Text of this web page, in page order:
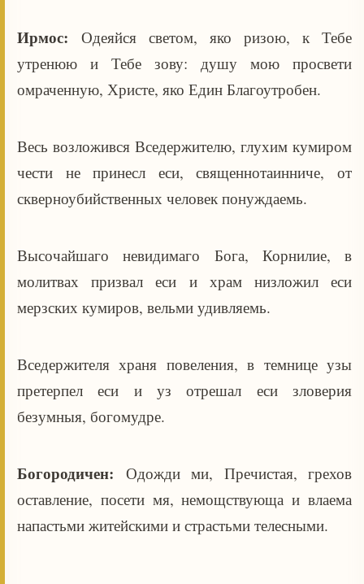
Ирмос: Одеяйся светом, яко ризою, к Тебе
утренюю и Тебе зову: душу мою просвети
омраченную, Христе, яко Един Благоутробен.
Весь возложився Вседержителю, глухим кумиром
чести не принесл еси, священнотаинниче, от
скверноубийственных человек понуждаемь.
Высочайшаго невидимаго Бога, Корнилие, в
молитвах призвал еси и храм низложил еси
мерзских кумиров, вельми удивляемь.
Вседержителя храня повеления, в темнице узы
претерпел еси и уз отрешал еси зловерия
безумныя, богомудре.
Богородичен: Одожди ми, Пречистая, грехов
оставление, посети мя, немощствующа и влаема
напастьми житейскими и страстьми телесными.